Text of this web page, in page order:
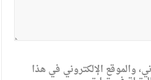
والموقع الإلكتروني في هذا